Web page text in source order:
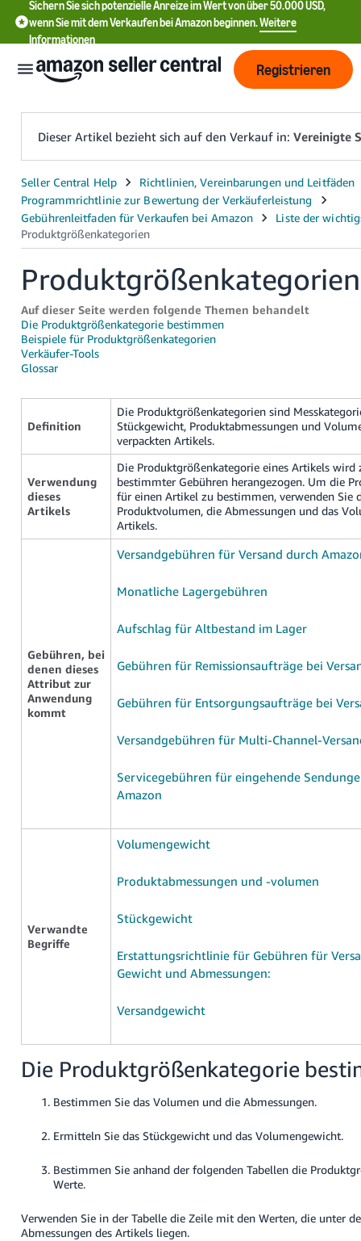
Sichern Sie sich potenzielle Anreize im Wert von über 50.000 USD,
wenn Sie mit dem Verkaufen bei Amazon beginnen.Weitere
Informationen
Deutsch
English
- US
中
-
CN
한
국
어
KR
Français
- FR
Italiano
ไทย
- TH
தமிழ்
中
日
本
Español
- ES
Registrieren
Dieser Artikel bezieht sich auf den Verkauf in:Vereinigte
Produktgrößenkategorien
Auf dieser Seite werden folgende Themen behandelt
Die Produktgrößenkategorie bestimmen
Beispiele für Produktgrößenkategorien
Verkäufer-Tools
Glossar
Definition
Die Produktgrößenkategorien sind
Stückgewicht, Produktabmessungen und
verpackten Artikels.
Verwendung
dieses
Artikels
Die Produktgrößenkategorie eines Artikels wird
bestimmter Gebühren herangezogen. Um die
für einen Artikel zu bestimmen, verwenden Sie
Produktvolumen, die Abmessungen und das
Artikels.
Gebühren, bei
denen dieses
Attribut zur
Anwendung
kommt
Versandgebühren für Versand durch
Monatliche Lagergebühren
Aufschlag für Altbestand im Lager
Gebühren für Remissionsaufträge bei
Gebühren für Entsorgungsaufträge bei
Versandgebühren für Multi-Channel-
Servicegebühren für eingehende
Amazon
Verwandte
Begriffe
Volumengewicht
Produktabmessungen und -volumen
Stückgewicht
Erstattungsrichtlinie für Gebühren für
Gewicht und Abmessungen:
Versandgewicht
Die Produktgrößenkategorie
Bestimmen Sie das Volumen und die Abmessungen.
Ermitteln Sie das Stückgewicht und das Volumengewicht.
Bestimmen Sie anhand der folgenden Tabellen die
Werte.
Verwenden Sie in der Tabelle die Zeile mit den Werten, die unter
Abmessungen des Artikels liegen.